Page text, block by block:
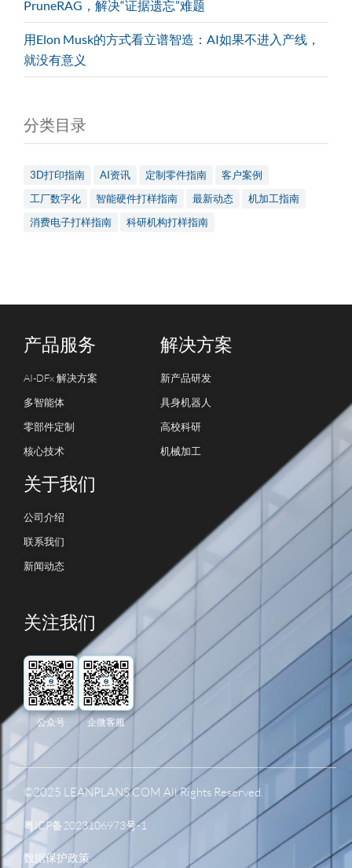
PruneRAG，解决“证据遗忘”难题
用Elon Musk的方式看立谱智造：AI如果不进入产线，
就没有意义
分类目录
3D打印指南 AI资讯 定制零件指南
客户案例
工厂数字化
智能硬件打样指南 最新动态
机加工指南
消费电子打样指南
科研机构打样指南
产品服务
AI-DFx 解决方案
多智能体
零部件定制
核心技术
解决方案
新产品研发
具身机器人
高校科研
机械加工
关于我们
公司介绍
联系我们
新闻动态
关注我们
公众号 企微客服
©2025 LEANPLANS.COM All Rights Reserved.
粤ICP备2023106973号-1
数据保护政策